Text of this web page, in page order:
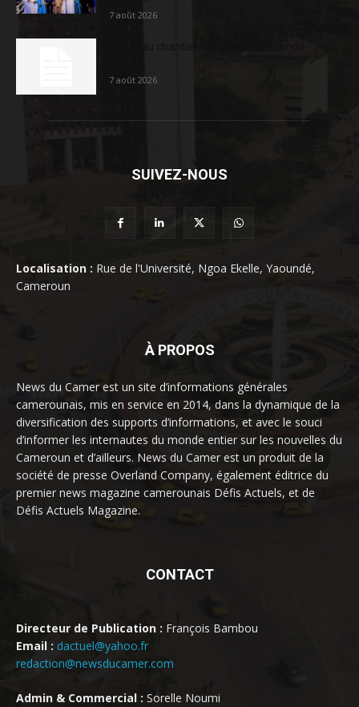
7 août 2026
7 août 2026
SUIVEZ-NOUS
Localisation : Rue de l'Université, Ngoa Ekelle, Yaoundé,
Cameroun
À PROPOS
News du Camer est un site d’informations générales
camerounais, mis en service en 2014, dans la dynamique de la
diversification des supports d’informations, et avec le souci
d’informer les internautes du monde entier sur les nouvelles du
Cameroun et d’ailleurs. News du Camer est un produit de la
société de presse Overland Company, également éditrice du
premier news magazine camerounais Défis Actuels, et de
Défis Actuels Magazine.
CONTACT
Directeur de Publication : François Bambou
Email : dactuel@yahoo.fr
redaction@newsducamer.com
Admin & Commercial : Sorelle Noumi